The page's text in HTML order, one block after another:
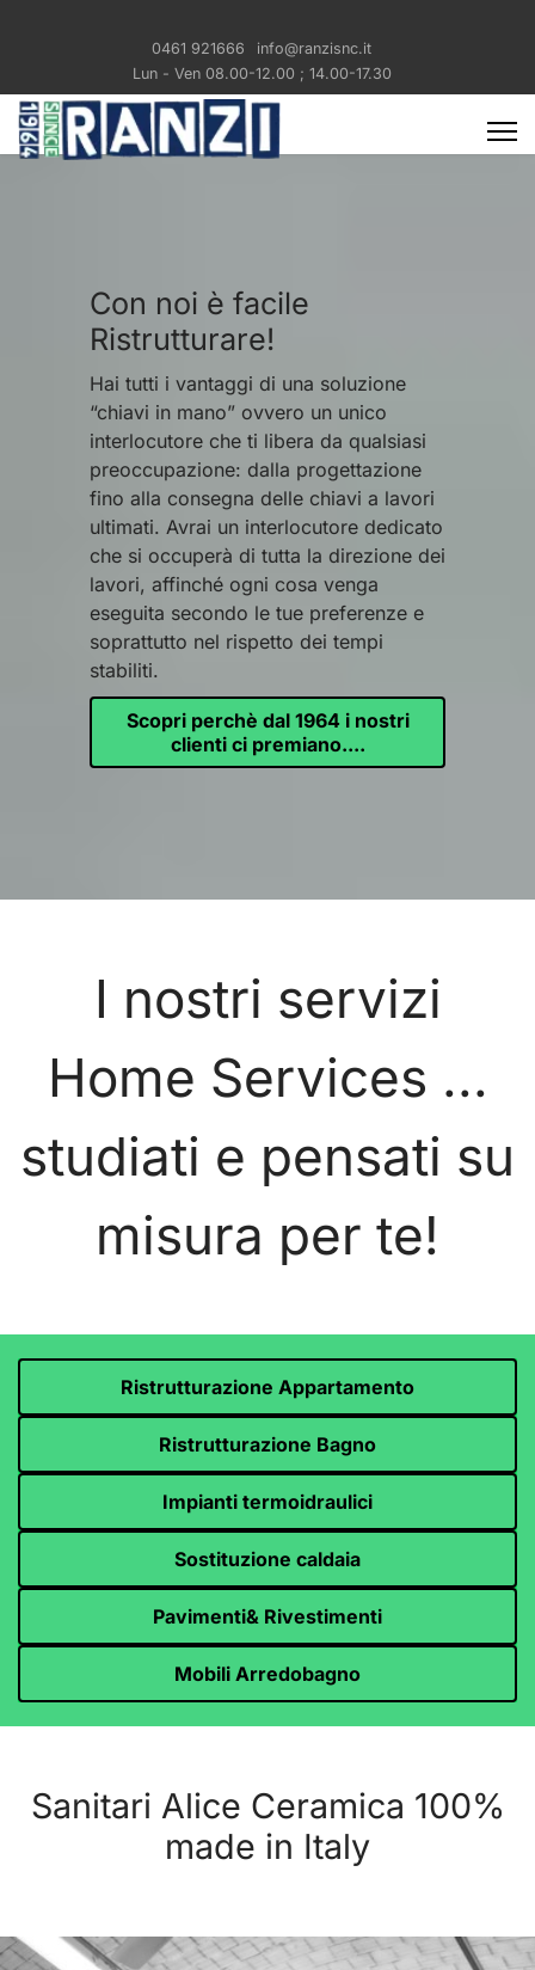
0461 921666
info@ranzisnc.it
Lun - Ven 08.00-12.00 ; 14.00-17.30
Con noi è facile
Ristrutturare!
Hai tutti i vantaggi di una soluzione
“chiavi in mano” ovvero un unico
interlocutore che ti libera da qualsiasi
preoccupazione: dalla progettazione
fino alla consegna delle chiavi a lavori
ultimati. Avrai un interlocutore dedicato
che si occuperà di tutta la direzione dei
lavori, affinché ogni cosa venga
eseguita secondo le tue preferenze e
soprattutto nel rispetto dei tempi
stabiliti.
Scopri perchè dal 1964 i nostri
clienti ci premiano....
I nostri servizi
Home Services ...
studiati e pensati su
misura per te!
Ristrutturazione Appartamento
Ristrutturazione Bagno
Impianti termoidraulici
Sostituzione caldaia
Pavimenti& Rivestimenti
Mobili Arredobagno
Sanitari Alice Ceramica 100%
made in Italy